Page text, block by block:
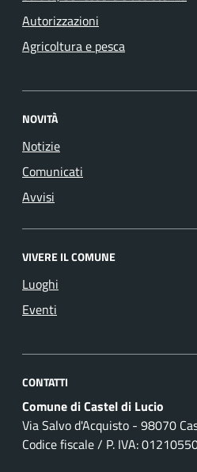
Autorizzazioni
Agricoltura e pesca
NOVITÀ
Notizie
Comunicati
Avvisi
VIVERE IL COMUNE
Luoghi
Eventi
CONTATTI
Comune di Castel di Lucio
Via Salvo d'Acquisto - 98070
Codice fiscale / P. IVA: